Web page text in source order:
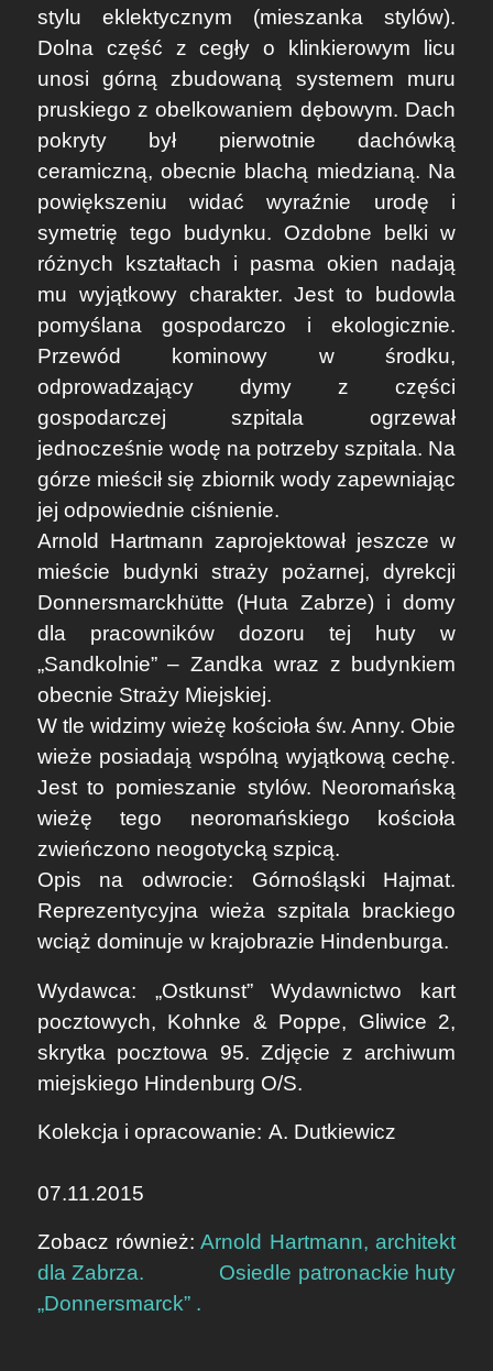
stylu eklektycznym (mieszanka stylów).
Dolna część z cegły o klinkierowym licu
unosi górną zbudowaną systemem muru
pruskiego z obelkowaniem dębowym. Dach
pokryty był pierwotnie dachówką
ceramiczną, obecnie blachą miedzianą. Na
powiększeniu widać wyraźnie urodę i
symetrię tego budynku. Ozdobne belki w
różnych kształtach i pasma okien nadają
mu wyjątkowy charakter. Jest to budowla
pomyślana gospodarczo i ekologicznie.
Przewód kominowy w środku,
odprowadzający dymy z części
gospodarczej szpitala ogrzewał
jednocześnie wodę na potrzeby szpitala. Na
górze mieścił się zbiornik wody zapewniając
jej odpowiednie ciśnienie.
Arnold Hartmann zaprojektował jeszcze w
mieście budynki straży pożarnej, dyrekcji
Donnersmarckhütte (Huta Zabrze) i domy
dla pracowników dozoru tej huty w
„Sandkolnie” – Zandka wraz z budynkiem
obecnie Straży Miejskiej.
W tle widzimy wieżę kościoła św. Anny. Obie
wieże posiadają wspólną wyjątkową cechę.
Jest to pomieszanie stylów. Neoromańską
wieżę tego neoromańskiego kościoła
zwieńczono neogotycką szpicą.
Opis na odwrocie: Górnośląski Hajmat.
Reprezentycyjna wieża szpitala brackiego
wciąż dominuje w krajobrazie Hindenburga.
​Wydawca: „Ostkunst” Wydawnictwo kart
pocztowych, Kohnke & Poppe, Gliwice 2,
skrytka pocztowa 95. Zdjęcie z archiwum
miejskiego Hindenburg O/S.
Kolekcja i opracowanie: A. Dutkiewicz
07.11.2015
Zobacz również: Arnold Hartmann, architekt
dla Zabrza.
Osiedle patronackie huty
„Donnersmarck” .